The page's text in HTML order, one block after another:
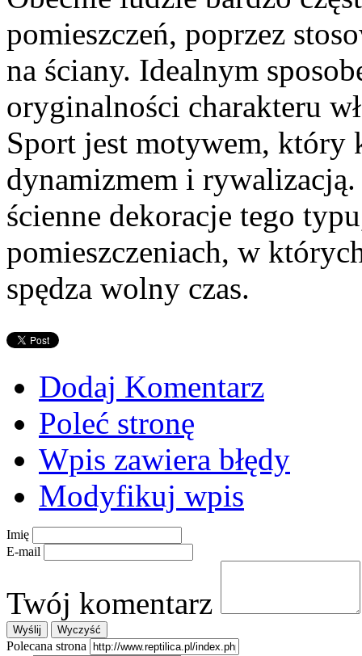
pomieszczeń, poprzez
na ściany. Idealnym
oryginalności charakteru
Sport jest motywem, który
dynamizmem i
ścienne dekoracje tego
pomieszczeniach, w
spędza wolny czas.
Dodaj Komentarz
Poleć stronę
Wpis zawiera błędy
Modyfikuj wpis
Imię
E-mail
Twój komentarz
Polecana strona